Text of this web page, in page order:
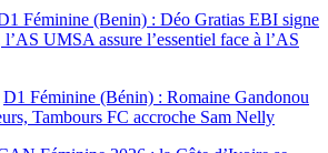
Féminine (Benin) : Déo Gratias EBI signe
UMSA assure l’essentiel face à l’AS
D1 Féminine (Bénin) : Romaine Gandonou
Tambours FC accroche Sam Nelly